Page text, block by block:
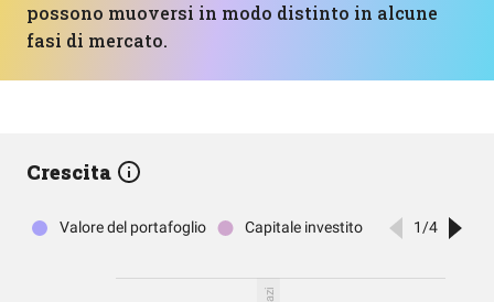
possono muoversi in modo distinto in alcune
fasi di mercato.
Crescita